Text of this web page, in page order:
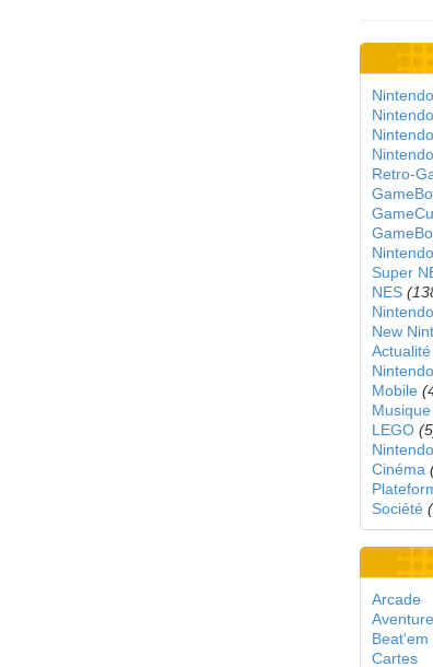
Retro-
Super
NES
New
Actualité
Mobile
Musique
LEGO
Cinéma
Société
Arcade
Aventure
Beat'em
Cartes